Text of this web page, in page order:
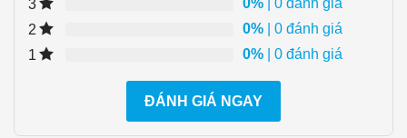
3
0% | 0 đánh giá
2
0% | 0 đánh giá
1
0% | 0 đánh giá
ĐÁNH GIÁ NGAY